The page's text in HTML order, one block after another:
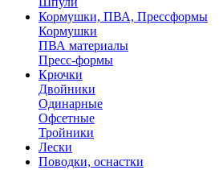
Кормушки, ПВА, Прессформы
Кормушки
ПВА материалы
Пресс-формы
Крючки
Двойники
Одинарные
Офсетные
Тройники
Лески
Поводки, оснастки